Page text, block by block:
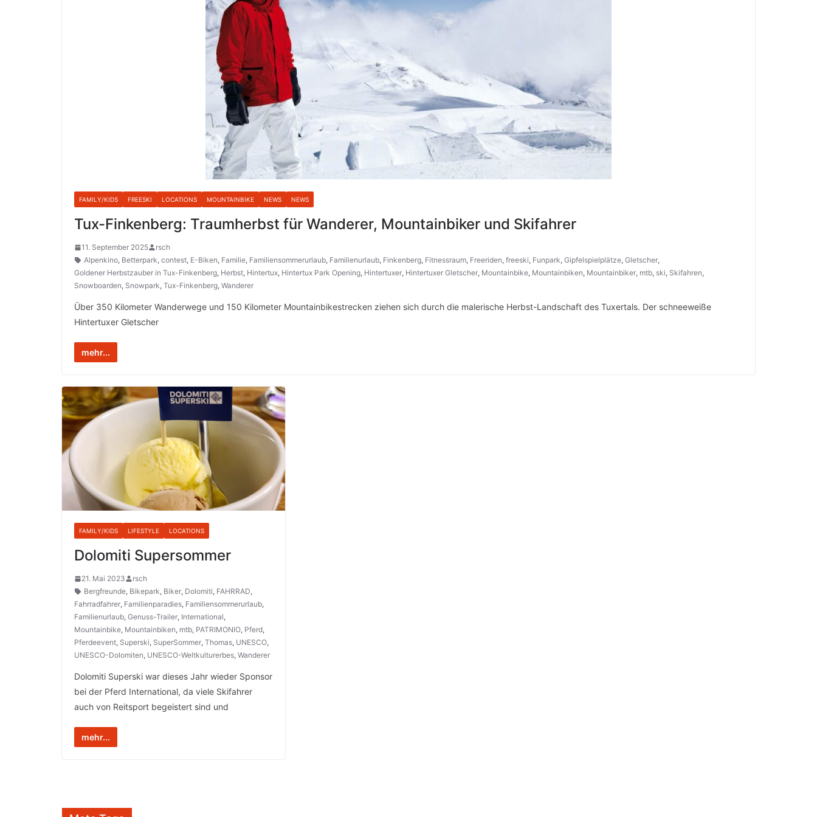
FAMILY/KIDS FREESKI LOCATIONS MOUNTAINBIKE NEWS NEWS
Tux-Finkenberg: Traumherbst für Wanderer, Mountainbiker und Skifahrer
11. September 2025
rsch
Alpenkino, Betterpark, contest, E-Biken, Familie, Familiensommerurlaub, Familienurlaub, Finkenberg, Fitnessraum, Freeriden, freeski, Funpark, Gipfelspielplätze, Gletscher,
Goldener Herbstzauber in Tux-Finkenberg, Herbst, Hintertux, Hintertux Park Opening, Hintertuxer, Hintertuxer Gletscher, Mountainbike, Mountainbiken, Mountainbiker, mtb, ski, Skifahren,
Snowboarden, Snowpark, Tux-Finkenberg, Wanderer
Über 350 Kilometer Wanderwege und 150 Kilometer Mountainbikestrecken ziehen sich durch die malerische Herbst-Landschaft des Tuxertals. Der schneeweiße
Hintertuxer Gletscher
mehr...
FAMILY/KIDS LIFESTYLE LOCATIONS
Dolomiti Supersommer
21. Mai 2023
rsch
Bergfreunde, Bikepark, Biker, Dolomiti, FAHRRAD,
Fahrradfahrer, Familienparadies, Familiensommerurlaub,
Familienurlaub, Genuss-Trailer, International,
Mountainbike, Mountainbiken, mtb, PATRIMONIO, Pferd,
Pferdeevent, Superski, SuperSommer, Thomas, UNESCO,
UNESCO-Dolomiten, UNESCO-Weltkulturerbes, Wanderer
Dolomiti Superski war dieses Jahr wieder Sponsor
bei der Pferd International, da viele Skifahrer
auch von Reitsport begeistert sind und
mehr...